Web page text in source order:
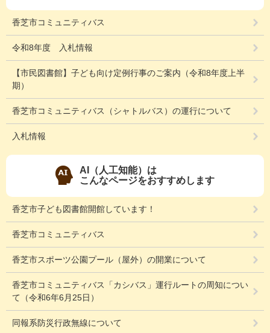
香芝市コミュニティバス
令和8年度 入札情報
【市民図書館】子ども向け定例行事のご案内（令和8年度上半
期）
香芝市コミュニティバス（シャトルバス）の運行について
入札情報
AI（人工知能）は
こんなページをおすすめします
香芝市子ども図書館開館しています！
香芝市コミュニティバス
香芝市スポーツ公園プール（屋外）の開業について
香芝市コミュニティバス「カシバス」運行ルートの周知につい
て（令和6年6月25日）
同報系防災行政無線について